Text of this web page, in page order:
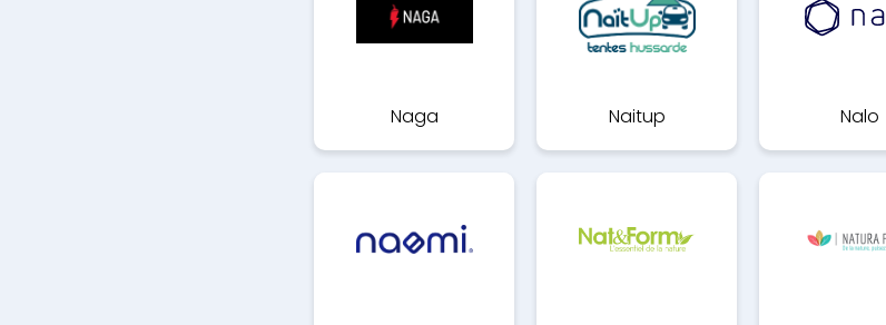
Naga Naitup Nalo